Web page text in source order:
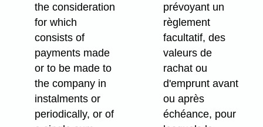
the consideration
for which
consists of
payments made
or to be made to
the company in
instalments or
periodically, or of
prévoyant un
règlement
facultatif, des
valeurs de
rachat ou
d'emprunt avant
ou après
échéance, pour